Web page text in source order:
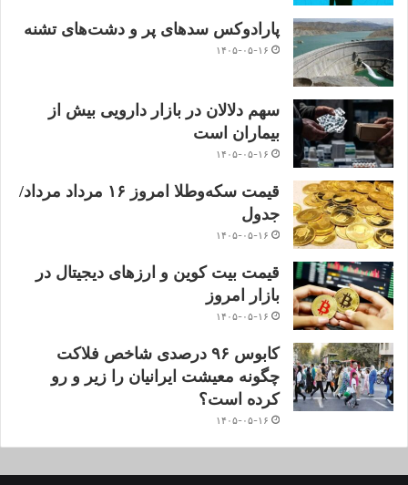
پارادوکس سدهای پر و دشت‌های تشنه
۱۴۰۵-۰۵-۱۶
سهم دلالان در بازار دارویی بیش از
بیماران است
۱۴۰۵-۰۵-۱۶
قیمت سکه‌و‌طلا‌ امروز ۱۶ مرداد مرداد/
جدول
۱۴۰۵-۰۵-۱۶
قیمت بیت کوین و ارز‌های دیجیتال در
بازار امروز
۱۴۰۵-۰۵-۱۶
کابوس ۹۶ درصدی شاخص فلاکت
چگونه معیشت ایرانیان را زیر و رو
کرده است؟
۱۴۰۵-۰۵-۱۶